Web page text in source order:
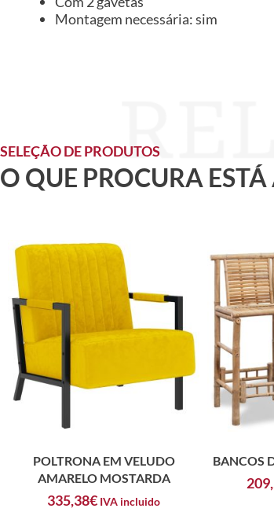
Montagem necessária: sim
SELEÇÃO DE PRODUTOS
O QUE PROCURA
POLTRONA EM VELUDO
AMARELO MOSTARDA
335,38€ IVA incluido
BANCOS